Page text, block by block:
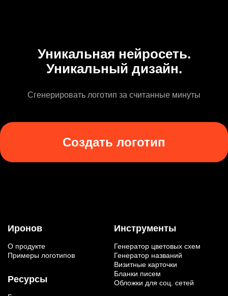
Уникальная нейросеть.
Уникальный дизайн.
Сгенерировать логотип за считанные минуты
Создать логотип
Иронов
О продукте
Примеры логотипов
Ресурсы
Инструменты
Генератор цветовых схем
Генератор названий
Визитные карточки
Бланки писем
Обложки для соц. сетей